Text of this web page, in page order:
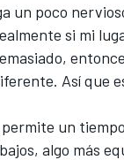
un poco
si mi
Así que
un
algo más